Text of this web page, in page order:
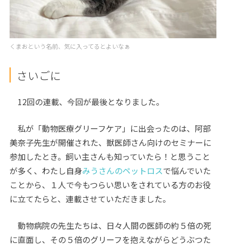
くまおという名前、気に入ってるとよいなぁ
さいごに
12回の連載、今回が最後となりました。
私が「動物医療グリーフケア」に出会ったのは、阿部
美奈子先生が開催された、獣医師さん向けのセミナーに
参加したとき。飼い主さんも知っていたら！と思うこと
が多く、わたし自身みうさんのペットロスで悩んでいた
ことから、１人で今もつらい思いをされている方のお役
に立てたらと、連載させていただきました。
動物病院の先生たちは、日々人間の医師の約５倍の死
に直面し、その５倍のグリーフを抱えながらどうぶつた